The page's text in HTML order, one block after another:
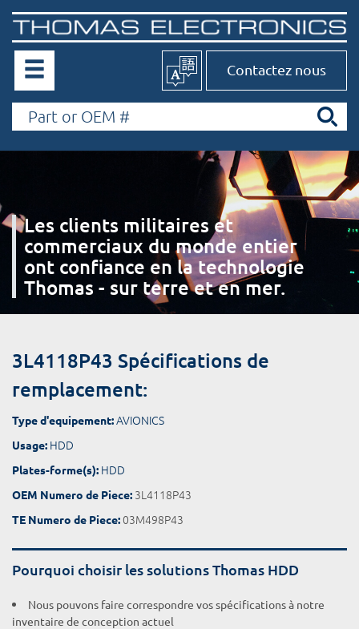
Contactez nous
Les clients militaires et
commerciaux du monde entier
ont confiance en la technologie
Thomas - sur terre et en mer.
3L4118P43 Spécifications de
remplacement:
Type d'equipement:AVIONICS
Usage: HDD
Plates-forme(s): HDD
OEM Numero de Piece: 3L4118P43
TE Numero de Piece:03M498P43
Pourquoi choisir les solutions Thomas HDD
Nous pouvons faire correspondre vos spécifications à notre
inventaire de conception actuel